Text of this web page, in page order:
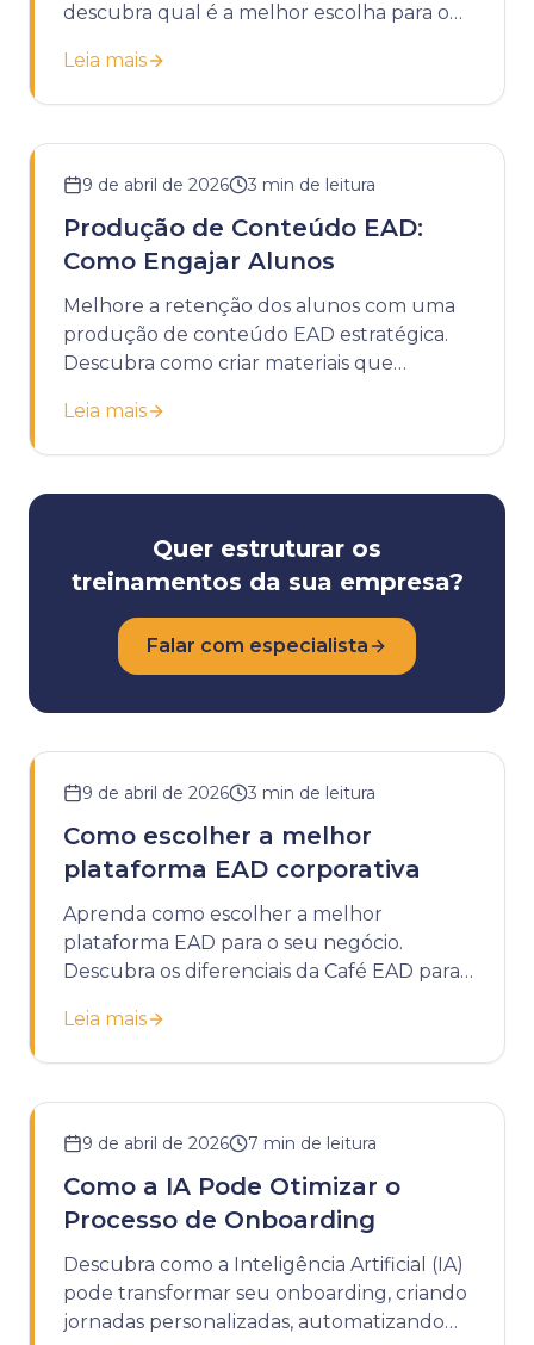
descubra qual é a melhor escolha para o
Leia mais
9 de abril de 2026 3 min de leitura
Produção de Conteúdo EAD:
Como Engajar Alunos
Melhore a retenção dos alunos com uma
produção de conteúdo EAD estratégica.
Descubra como criar materiais que
Leia mais
Quer estruturar os
treinamentos da sua empresa?
Falar com especialista
9 de abril de 2026 3 min de leitura
Como escolher a melhor
plataforma EAD corporativa
Aprenda como escolher a melhor
plataforma EAD para o seu negócio.
Descubra os diferenciais da Café EAD para
empresa.
Leia mais
9 de abril de 2026 7 min de leitura
Como a IA Pode Otimizar o
Processo de Onboarding
Descubra como a Inteligência Artificial (IA)
pode transformar seu onboarding, criando
jornadas personalizadas, automatizando